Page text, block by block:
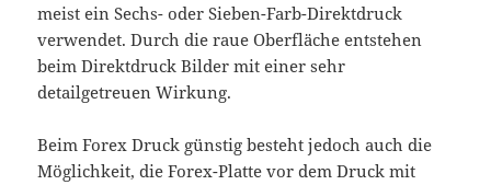
meist ein Sechs- oder Sieben-Farb-Direktdruck
verwendet. Durch die raue Oberfläche entstehen
beim Direktdruck Bilder mit einer sehr
detailgetreuen Wirkung.
Beim Forex Druck günstig besteht jedoch auch die
Möglichkeit, die Forex-Platte vor dem Druck mit